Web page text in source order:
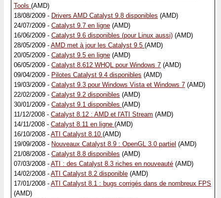
Tools (AMD)
18/08/2009 - Drivers AMD Catalyst 9.8 disponibles (AMD)
24/07/2009 - Catalyst 9.7 en ligne (AMD)
16/06/2009 - Catalyst 9.6 disponibles (pour Linux aussi) (AMD)
28/05/2009 - AMD met à jour les Catalyst 9.5 (AMD)
20/05/2009 - Catalyst 9.5 en ligne (AMD)
06/05/2009 - Catalyst 8.612 WHQL pour Windows 7 (AMD)
09/04/2009 - Pilotes Catalyst 9.4 disponibles (AMD)
19/03/2009 - Catalyst 9.3 pour Windows Vista et Windows 7 (AMD)
22/02/2009 - Catalyst 9.2 disponibles (AMD)
30/01/2009 - Catalyst 9.1 disponibles (AMD)
11/12/2008 - Catalyst 8.12 : AMD et l'ATI Stream (AMD)
14/11/2008 - Catalyst 8.11 en ligne (AMD)
16/10/2008 - ATI Catalyst 8.10 (AMD)
19/09/2008 - Nouveaux Catalyst 8.9 : OpenGL 3.0 partiel (AMD)
21/08/2008 - Catalyst 8.8 disponibles (AMD)
07/03/2008 - ATI : des Catalyst 8.3 riches en nouveauté (AMD)
14/02/2008 - ATI Catalyst 8.2 disponible (AMD)
17/01/2008 - ATI Catalyst 8.1 : bugs corrigés dans de nombreux FPS
(AMD)